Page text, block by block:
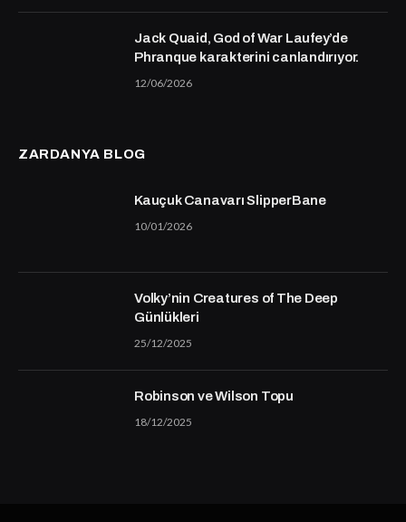
Jack Quaid, God of War Laufey’de
Phranque karakterini canlandırıyor.
12/06/2026
ZARDANYA BLOG
Kauçuk Canavarı SlipperBane
10/01/2026
Volky’nin Creatures of The Deep
Günlükleri
25/12/2025
Robinson ve Wilson Topu
18/12/2025